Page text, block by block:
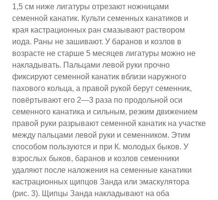
1,5 см ниже лигатуры отрезают ножницами
семенной канатик. Культи семенных канатиков и
края кастрационных ран смазывают раствором
иода. Раны не зашивают. У баранов и козлов в
возрасте не старше 5 месяцев лигатуры можно не
накладывать. Пальцами левой руки прочно
фиксируют семенной канатик вблизи наружного
пахового кольца, а правой рукой берут семенник,
повёртывают его 2—3 раза по продольной оси
семенного канатика и сильным, резким движением
правой руки разрывают семенной канатик на участке
между пальцами левой руки и семенником. Этим
способом пользуются и при К. молодых быков. У
взрослых быков, баранов и козлов семенники
удаляют после наложения на семенные канатики
кастрационных щипцов Занда или эмаскулятора
(рис. 3). Щипцы Занда накладывают на оба